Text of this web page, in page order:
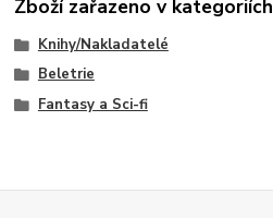
Zboží zařazeno v kategoriích
Knihy/Nakladatelé
Beletrie
Fantasy a Sci-fi